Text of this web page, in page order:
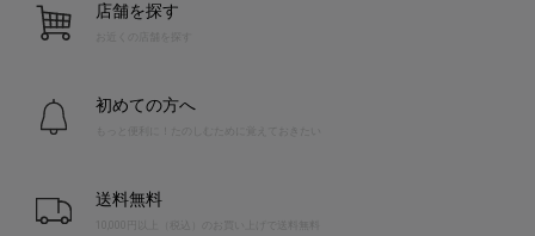
店舗を探す
お近くの店舗を探す
初めての方へ
送料無料
10,000円以上（税込）のお買い上げで送料無料